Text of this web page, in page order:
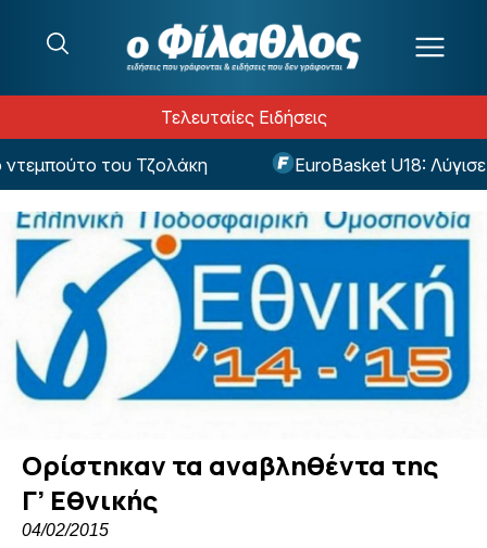
Τελευταίες Ειδήσεις
του Τζολάκη EuroBasket U18: Λύγισε
Oρίστηκαν τα αναβληθέντα της
Γ’ Εθνικής
04/02/2015